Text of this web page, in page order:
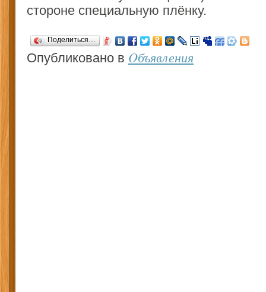
стороне специальную плёнку.
Поделиться…
Опубликовано в Oбъявления